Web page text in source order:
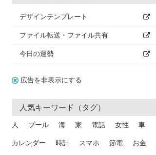
デザインテンプレート
ファイル転送・ファイル共有
今日の運勢
広告を非表示にする
人気キーワード（タグ）
人 プール 海 家 電話 女性 車
カレンダー 時計 スマホ 節電 お金